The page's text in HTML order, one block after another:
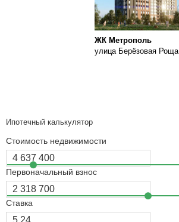
ЖК Метрополь
улица Берёзовая Роща
Ипотечный калькулятор
Стоимость недвижимости
Первоначальный взнос
Ставка